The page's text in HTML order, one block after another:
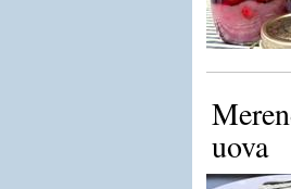
uova